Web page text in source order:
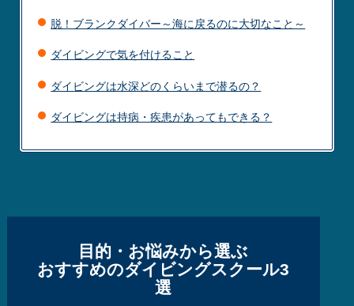
脱！ブランクダイバー～海に戻るのに大切なこと～
ダイビングで気を付けること
ダイビングは水深どのくらいまで潜るの？
ダイビングは持病・疾患があってもできる？
目的・お悩みから選ぶ
おすすめのダイビングスクール3
選